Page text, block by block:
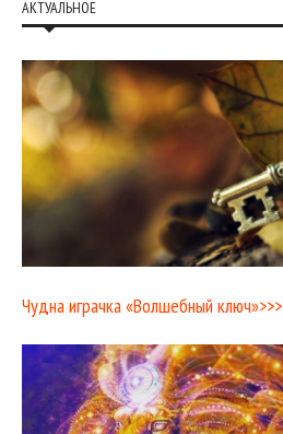
АКТУАЛЬНОЕ
Чудна играчка «Волшебный ключ»>>>